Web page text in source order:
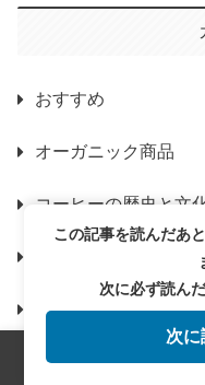
おすすめ
オーガニック商品
コーヒーの歴史と文
コーヒーの種類と特
コーヒーの選び方と
この記事を読んだあ
次に必ず読ん
次に